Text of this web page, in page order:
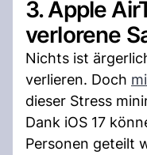
3. Apple
verlorene
Nichts ist
verlieren. Doch
dieser Stress
Dank iOS 17
Personen geteilt